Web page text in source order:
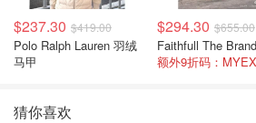
$237.30 $419.00
Polo Ralph Lauren 羽绒
马甲
$294.30 $655.00
猜你喜欢